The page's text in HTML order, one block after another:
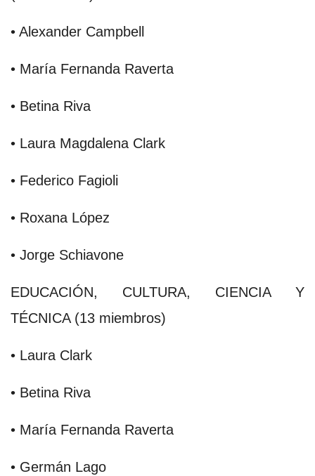
• Alexander Campbell
• María Fernanda Raverta
• Betina Riva
• Laura Magdalena Clark
• Federico Fagioli
• Roxana López
• Jorge Schiavone
EDUCACIÓN, CULTURA, CIENCIA Y
TÉCNICA (13 miembros)
• Laura Clark
• Betina Riva
• María Fernanda Raverta
• Germán Lago